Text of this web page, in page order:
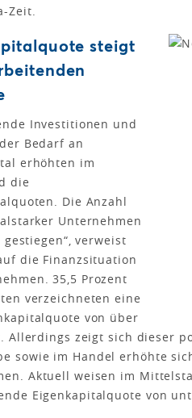
Zeit.
steigt
Investitionen und
Bedarf an
erhöhten im
die
Die Anzahl
Unternehmen
verweist
die Finanzsituation
35,5 Prozent
verzeichneten eine
von über
Allerdings zeigt sich dieser
sowie im Handel erhöhte
Aktuell weisen im
Eigenkapitalquote von